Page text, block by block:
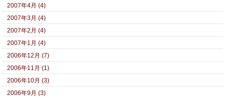
2007年4月 (4)
2007年3月 (4)
2007年2月 (4)
2007年1月 (4)
2006年12月 (7)
2006年11月 (1)
2006年10月 (3)
2006年9月 (3)